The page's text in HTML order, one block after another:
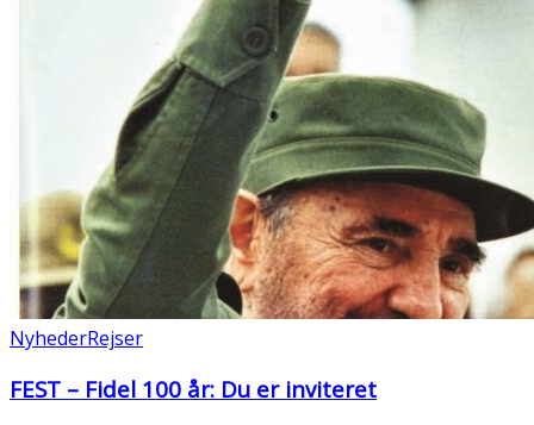
NyhederRejser
FEST – Fidel 100 år: Du er inviteret